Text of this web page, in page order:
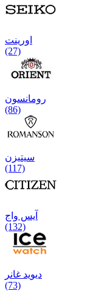
اورینت
(27)
رومانسون
(86)
سیتیزن
(117)
آیس واج
(132)
دیوید غانر
(73)